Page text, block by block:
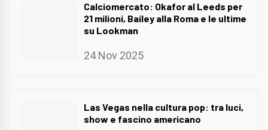
Calciomercato: Okafor al Leeds per
21 milioni, Bailey alla Roma e le ultime
su Lookman
24 Nov 2025
Las Vegas nella cultura pop: tra luci,
show e fascino americano